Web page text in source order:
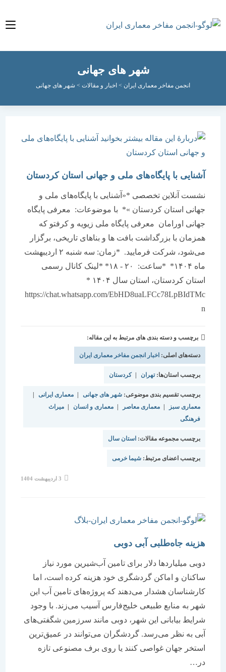
شهر های جهانی
انجمن مفاخر معماری ایران > اخبار و مقالات>شهر های جهانی
آشنایی با پایگاه‌های ملی و جهانی استان کردستان
نشست آنلاین تخصصی *«آشنایی با پایگاه‌های ملی و
جهانی استان کردستان »* با موضوعات: معرفی پایگاه
جهانی اورامان معرفی پایگاه ملی زیویه و کرفتو که
همزمان با بزرگداشت بافت ها و بناهای تاریخی، برگزار
می‌شود، شرکت فرمایید. *زمان: سه شنبه ۲ اردیبهشت
ماه ۱۴۰۴* *ساعت: ۲۰ - ۱۸* *لینک کانال رسمی
استان کردستان، استان سال ۱۴۰۴ *
https://chat.whatsapp.com/EbHD8uaLFCc78LpBIdTMc
برچسب و دسته بندی های مرتبط به این مقاله:
دسته‌های اصلی:اخبار انجمن مفاخر معماری ایران
برچسب استان‌ها:تهران | کردستان
برچسب تقسیم بندی موضوعی:شهر های جهانی | معماری ایرانی |
معماری سبز | معماری معاصر | معماری و انسان
میراث
فرهنگی
برچسب مجموعه مقالات:استان سال
برچسب اعضای مرتبط: شیما خرمی
هزینه جاه‌‌‌طلبی آبی دوبی
دوبی میلیاردها دلار برای تامین آب‌شیرین مورد ‌‌‌نیاز
ساکنان و اماکن گردشگری خود هزینه کرده است، اما
کارشناسان هشدار می‌دهند که پروژه‌‌‌های تامین آب این
شهر به منابع طبیعی خلیج‌فارس آسیب می‌‌‌زند. با وجود
شرایط بیابانی این شهر، دوبی مانند سرزمین شگفتی‌‌‌های
آبی به نظر می‌‌‌رسد. گردشگران می‌‌‌توانند در عمیق‌‌‌ترین
استخر جهان غواصی کنند یا روی برف مصنوعی تازه